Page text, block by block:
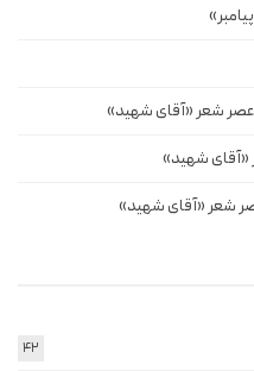
شعر «آقای شهید»
«آقای شهید»
شعر «آقای شهید»
42